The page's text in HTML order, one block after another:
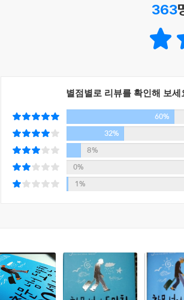
품은 이제 막 백 세가 된 노인 알란이 백 번
미스터리 로드 무비와 세계사 다이제스트를
도망 길에 나서게 된다. 그 과정에서 평생
언니] 구닐라 등 잡다한 무리가 그의 노정
반장이 급파된다. 백 세 노인 일행과 그들
치는 쪽이 여유롭기 그지없는 이 술래잡기는
사건과 고난이 끝없이 이어지는 와중에도
행복한 삶을 살고자 하는 자유의지를 과연
363
별점별로 리뷰를 확인해 보세
60%
32%
8%
0%
1%